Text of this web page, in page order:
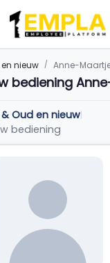
en nieuw Anne-
bediening
Oud en nieuw|
bediening